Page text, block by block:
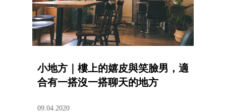
小地方｜樓上的嬉皮與笑臉男，適
合有一搭沒一搭聊天的地方
09.04.2020